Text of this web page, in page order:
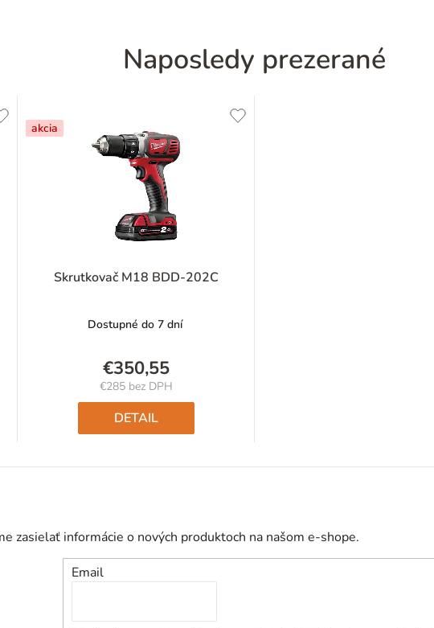
Naposledy prezerané
akcia
Skrutkovač M18 BDD-202C
Dostupné do 7 dní
€350,55
€285 bez DPH
Jednotková
cena:
DETAIL
zasielať informácie o nových produktoch na našom e-shope.
Email